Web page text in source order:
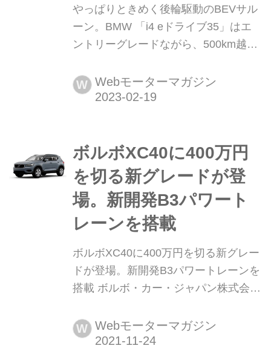
やっぱりときめく後輪駆動のBEVサル
ーン。BMW 「i4 eドライブ35」はエ
ントリーグレードながら、500km越え
BMWジャパンはBMW 4シリーズ グラ
ンクーペのラインナップに電気自動車
デリバリーは2023年3月以降を予定し
ている。
W Webモーターマガジン
ボルボXC40に400万円
を切る新グレードが登
場。新開発B3パワート
レーンを搭載
ボルボXC40に400万円を切る新グレー
ドが登場。新開発B3パワートレーンを
搭載 ボルボ・カー・ジャパン株式会社
人気の「XC40」に新しいエントリー
グレードを設定するとともに、一部価
W Webモーターマガジン